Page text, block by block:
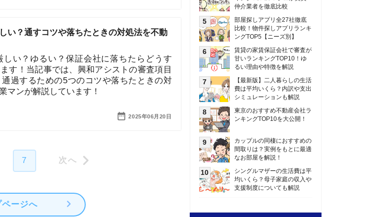
カップルの同棲におすすめの
間取りは？実例をもとに最適
なお部屋を解説！
シングルマザーの生活費は平
均いくら？母子家庭の収入や
支援制度についても解説
店舗数No.1！掲載物件数230万件以上